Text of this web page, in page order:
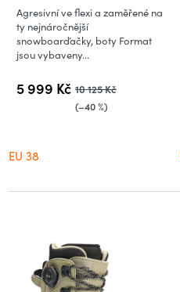
5 999 Kč 10 125 Kč
(–40 %)
Agresivní ve flexi a zaměřené na
ty nejnáročnější
snowboarďačky, boty Format
jsou vybaveny...
EU 38